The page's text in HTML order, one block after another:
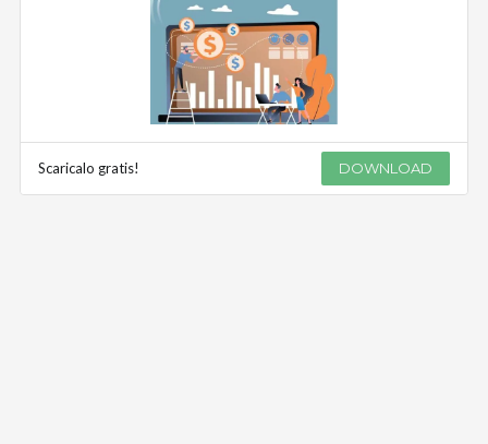
Scaricalo gratis! DOWNLOAD